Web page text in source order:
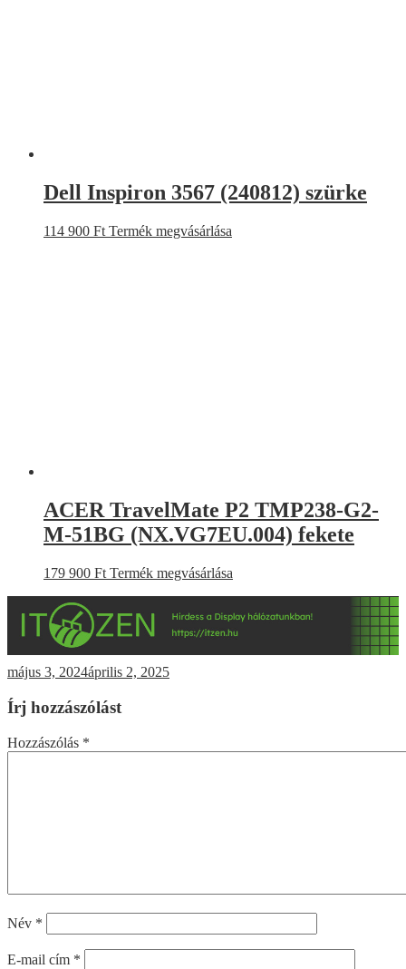
Dell Inspiron 3567 (240812) szürke
114 900 Ft Termék megvásárlása
ACER TravelMate P2 TMP238-G2-
M-51BG (NX.VG7EU.004) fekete
179 900 Ft Termék megvásárlása
május 3, 2024április 2, 2025
Írj hozzászólást
Hozzászólás *
Név *
E-mail cím *